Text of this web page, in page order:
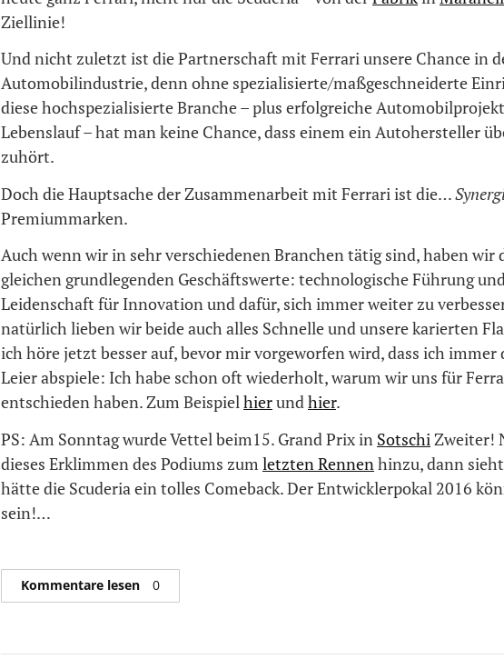
Ziellinie!
Und nicht zuletzt ist die Partnerschaft mit Ferrari unsere Chance in
Automobilindustrie, denn ohne spezialisierte/maßgeschneiderte
diese hochspezialisierte Branche – plus erfolgreiche
Lebenslauf – hat man keine Chance, dass einem ein Autohersteller
zuhört.
Doch die Hauptsache der Zusammenarbeit mit Ferrari ist die…
Premiummarken.
Auch wenn wir in sehr verschiedenen Branchen tätig sind, haben wir
gleichen grundlegenden Geschäftswerte: technologische Führung
Leidenschaft für Innovation und dafür, sich immer weiter zu
natürlich lieben wir beide auch alles Schnelle und unsere karierten
ich höre jetzt besser auf, bevor mir vorgeworfen wird, dass ich immer
Leier abspiele: Ich habe schon oft wiederholt, warum wir uns für
entschieden haben. Zum Beispielhierundhier.
PS: Am Sonntag wurde Vettel beim15. Grand Prix in SotschiZweiter!
dieses Erklimmen des Podiums zum letzten Rennenhinzu, dann sieht
hätte die Scuderia ein tolles Comeback. Der Entwicklerpokal 2016
sein!…
Kommentare lesen 0